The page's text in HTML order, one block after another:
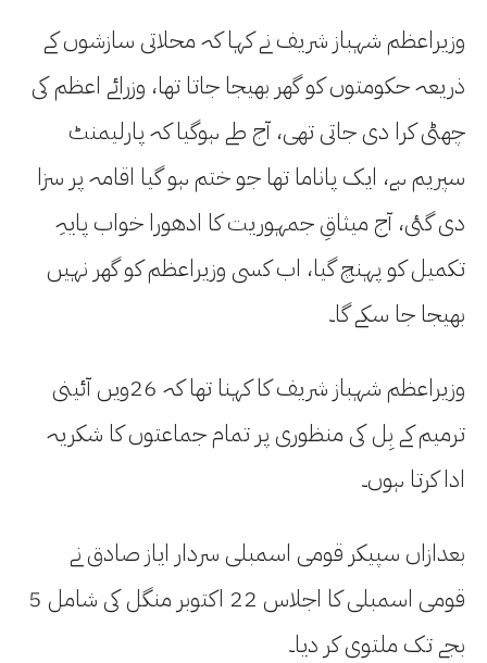
وزیراعظم شہباز شریف نے کہا کہ محلاتی سازشوں کے
ذریعہ حکومتوں کو گھر بھیجا جاتا تھا، وزرائے اعظم کی
چھٹی کرا دی جاتی تھی، آج طے ہوگیا کہ پارلیمنٹ
سپریم ہے، ایک پاناما تھا جو ختم ہو گیا اقامہ پر سزا
دی گئی، آج میثاقِ جمہوریت کا ادھورا خواب پایہِ
تکمیل کو پہنچ گیا، اب کسی وزیراعظم کو گھر نہیں
بھیجا جا سکے گا۔
وزیراعظم شہباز شریف کا کہنا تھا کہ 26ویں آئینی
ترمیم کے بِل کی منظوری پر تمام جماعتوں کا شکریہ
ادا کرتا ہوں۔
بعدازاں سپیکر قومی اسمبلی سردار ایاز صادق نے
قومی اسمبلی کا اجلاس 22 اکتوبر منگل کی شامل 5
بجے تک ملتوی کر دیا۔